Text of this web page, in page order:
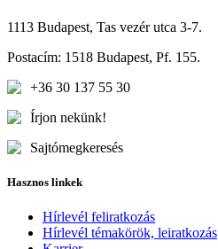
1113 Budapest, Tas vezér utca 3-7.
Postacím: 1518 Budapest, Pf. 155.
+36 30 137 55 30
Írjon nekünk!
Sajtómegkeresés
Hasznos linkek
Hírlevél feliratkozás
Hírlevél témakörök, leiratkozás